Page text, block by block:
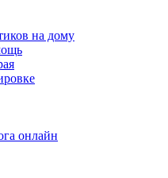
на дому
онлайн